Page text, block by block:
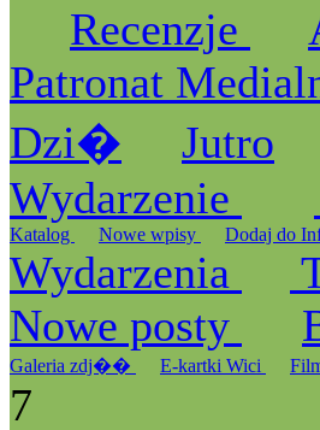
Recenzje
Patronat
Dzi�
Jutro
Wydarzenie
Katalog Nowe wpisy Dodaj do
Wydarzenia
Nowe posty
Galeria zdj�� E-kartki Wici
7